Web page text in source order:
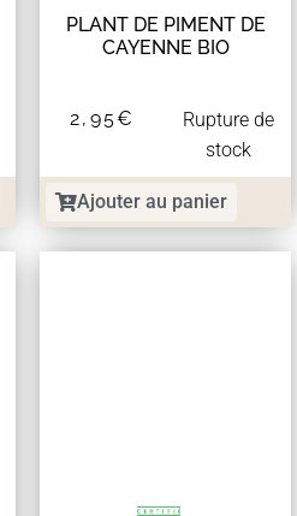
PLANT DE PIMENT DE
CAYENNE BIO
2,95€
Rupture de
stock
Ajouter au panier